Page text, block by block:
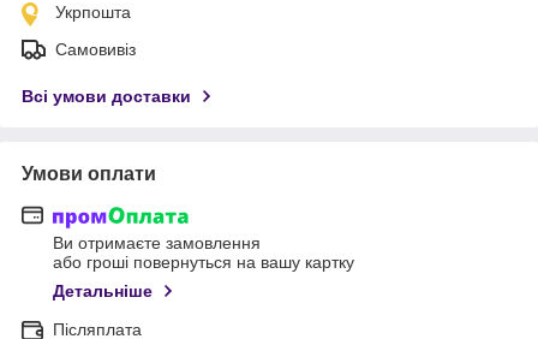
Укрпошта
Самовивіз
Всі умови доставки
Умови оплати
Ви отримаєте замовлення
або гроші повернуться на вашу картку
Детальніше
Післяплата